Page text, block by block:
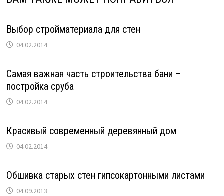
Выбор стройматериала для стен
04.02.2014
Самая важная часть строительства бани –
постройка сруба
04.02.2014
Красивый современный деревянный дом
04.02.2014
Обшивка старых стен гипсокартонными листами
04.09.2013